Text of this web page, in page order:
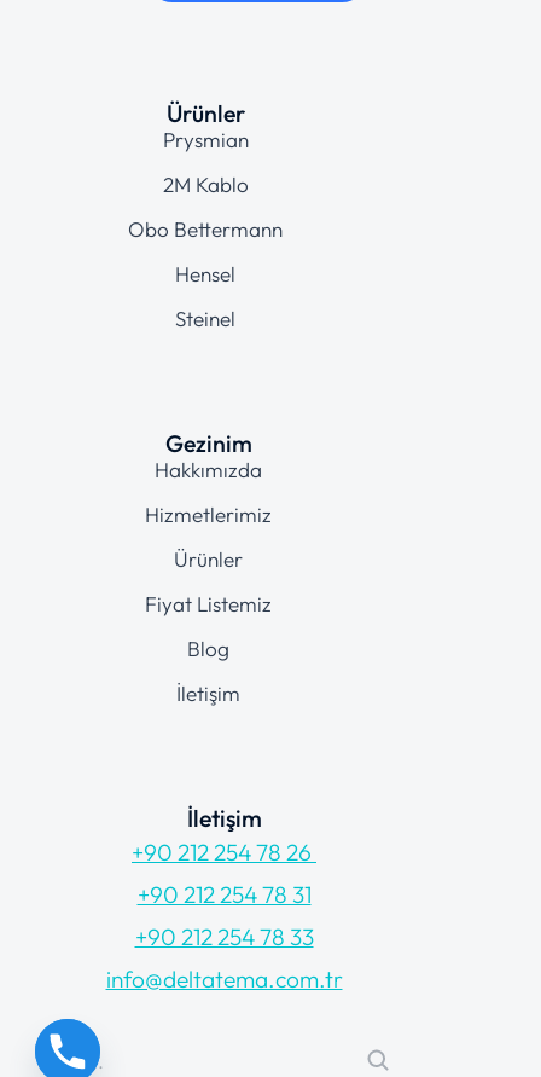
Ürünler
Prysmian
2M Kablo
Obo Bettermann
Hensel
Steinel
Gezinim
Hakkımızda
Hizmetlerimiz
Ürünler
Fiyat Listemiz
Blog
İletişim
İletişim
+90 212 254 78 26
+90 212 254 78 31
+90 212 254 78 33
info@deltatema.com.tr